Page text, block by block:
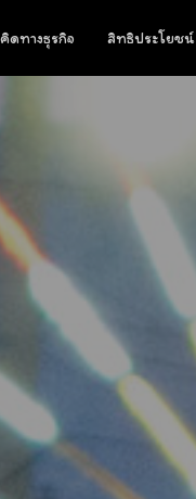
ดทางธุรกิจ สิทธิประโยชน์